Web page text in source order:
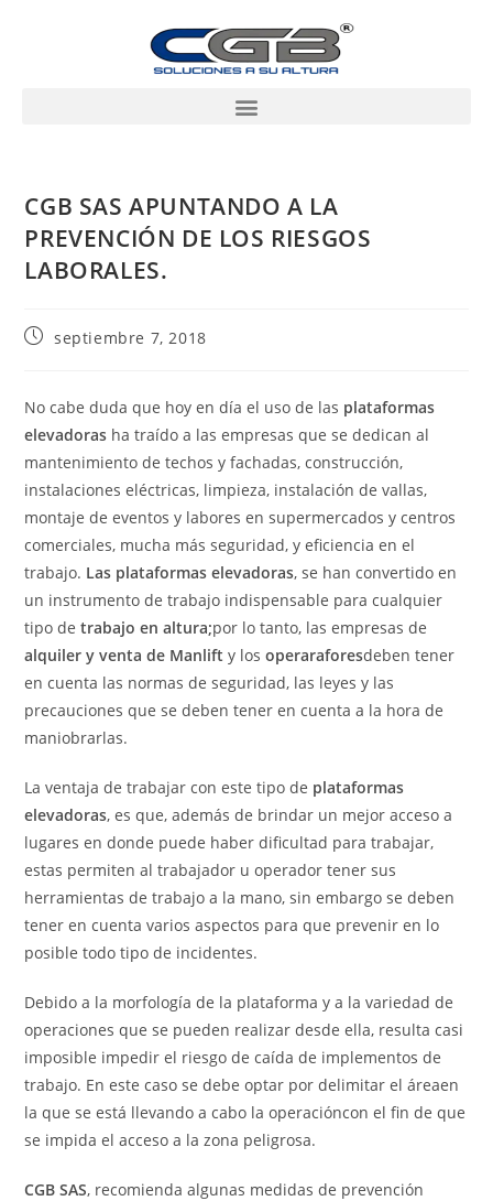
CGB SAS APUNTANDO A LA
PREVENCIÓN DE LOS RIESGOS
LABORALES.
septiembre 7, 2018
No cabe duda que hoy en día el uso de las plataformas
elevadoras ha traído a las empresas que se dedican al
mantenimiento de techos y fachadas, construcción,
instalaciones eléctricas, limpieza, instalación de vallas,
montaje de eventos y labores en supermercados y centros
comerciales, mucha más seguridad, y eficiencia en el
trabajo. Las plataformas elevadoras, se han convertido en
un instrumento de trabajo indispensable para cualquier
tipo detrabajo en altura;por lo tanto, las empresas de
alquiler y venta de Manlift y losoperaraforesdeben tener
en cuenta las normas de seguridad, las leyes y las
precauciones que se deben tener en cuenta a la hora de
maniobrarlas.
La ventaja de trabajar con este tipo de plataformas
elevadoras, es que, además de brindar un mejor acceso a
lugares en donde puede haber dificultad para trabajar,
estas permiten al trabajador u operador tener sus
herramientas de trabajo a la mano, sin embargo se deben
tener en cuenta varios aspectos para que prevenir en lo
posible todo tipo de incidentes.
Debido a la morfología de la plataforma y a la variedad de
operaciones que se pueden realizar desde ella, resulta casi
imposible impedir el riesgo de caída de implementos de
trabajo. En este caso se debe optar por delimitar el áreaen
la que se está llevando a cabo la operacióncon el fin de que
se impida el acceso a la zona peligrosa.
CGB SAS, recomienda algunas medidas de prevención